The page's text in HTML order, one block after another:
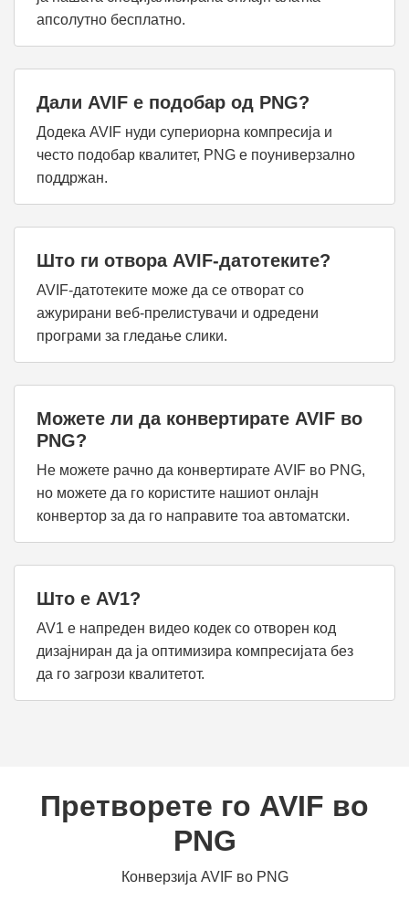
апсолутно бесплатно.
Дали AVIF е подобар од PNG?
Додека AVIF нуди супериорна компресија и
често подобар квалитет, PNG е поуниверзално
поддржан.
Што ги отвора AVIF-датотеките?
AVIF-датотеките може да се отворат со
ажурирани веб-прелистувачи и одредени
програми за гледање слики.
Можете ли да конвертирате AVIF во
PNG?
Не можете рачно да конвертирате AVIF во PNG,
но можете да го користите нашиот онлајн
конвертор за да го направите тоа автоматски.
Што е AV1?
AV1 е напреден видео кодек со отворен код
дизајниран да ја оптимизира компресијата без
да го загрози квалитетот.
Претворете го AVIF во
PNG
Конверзија AVIF во PNG